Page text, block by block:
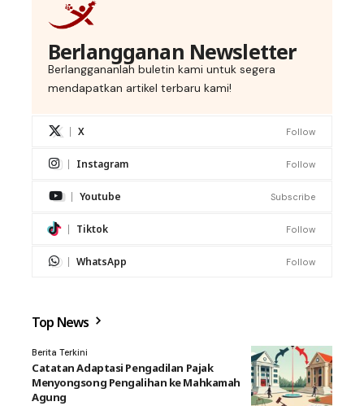
Berlangganan Newsletter
Berlanggananlah buletin kami untuk segera
mendapatkan artikel terbaru kami!
X Follow
Instagram Follow
Youtube Subscribe
Tiktok Follow
WhatsApp Follow
Top News
Berita Terkini
Catatan Adaptasi Pengadilan Pajak
Menyongsong Pengalihan ke Mahkamah
Agung